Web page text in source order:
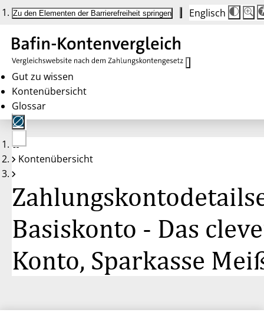
Zu den Elementen der Barrierefreiheit springen Englisch
Die
auf
100
100
Gut zu wissen
Kontenübersicht
Glossar
Keine
Konten
Kontenübersicht
Basiskonto - Das
Konto, Sparkasse